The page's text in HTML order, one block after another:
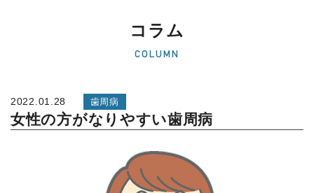
医院]｜熊本県合志
コラム
COLUMN
2022.01.28 歯周病
女性の方がなりやすい歯周病